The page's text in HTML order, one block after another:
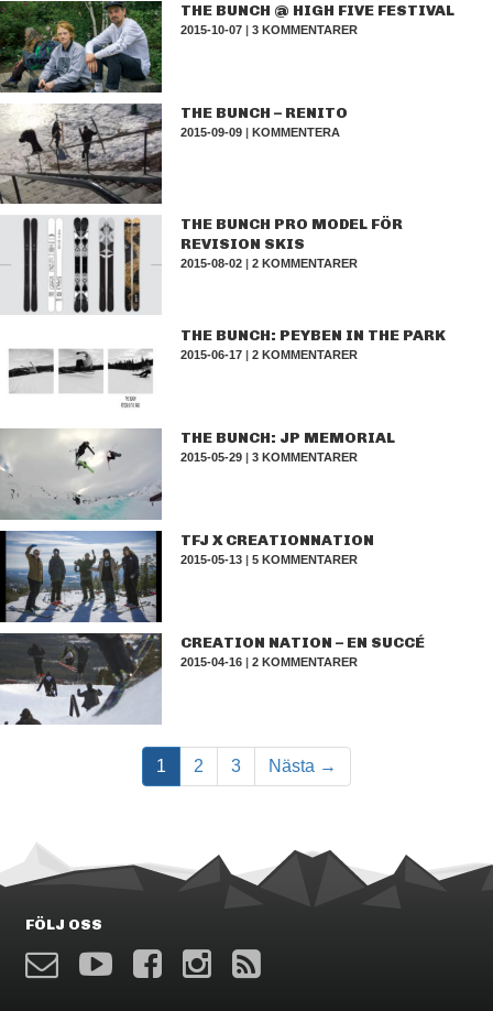
THE BUNCH @ HIGH FIVE FESTIVAL
2015-10-07 |3 KOMMENTARER
THE BUNCH – RENITO
2015-09-09 |KOMMENTERA
THE BUNCH PRO MODEL FÖR
REVISION SKIS
2015-08-02 |2 KOMMENTARER
THE BUNCH: PEYBEN IN THE PARK
2015-06-17 |2 KOMMENTARER
THE BUNCH: JP MEMORIAL
2015-05-29 |3 KOMMENTARER
TFJ X CREATIONNATION
2015-05-13 |5 KOMMENTARER
CREATION NATION – EN SUCCÉ
2015-04-16 |2 KOMMENTARER
1 2 3 Nästa →
FÖLJ OSS